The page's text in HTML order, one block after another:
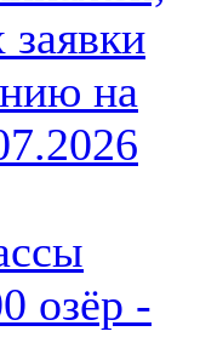
на
озёр -